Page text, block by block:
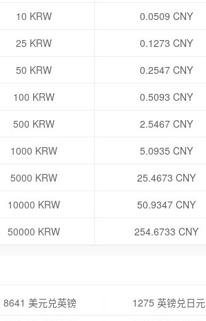
10 KRW
0.0509 CNY
25 KRW
0.1273 CNY
50 KRW
0.2547 CNY
100 KRW
0.5093 CNY
500 KRW
2.5467 CNY
1000 KRW
5.0935 CNY
5000 KRW
25.4673 CNY
10000 KRW
50.9347 CNY
50000 KRW 254.6733 CNY
8641 美元兑英镑
1275 英镑兑日元